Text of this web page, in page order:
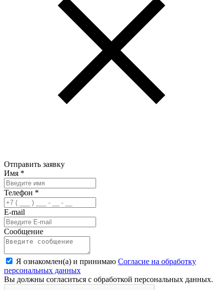
Отправить заявку
Имя *
Телефон *
E-mail
Сообщение
Я ознакомлен(а) и принимаю Согласие на обработку
персональных данных
Вы должны согласиться с обработкой персональных данных.